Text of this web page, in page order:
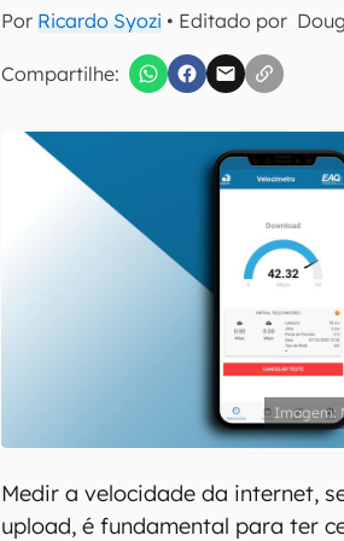
Por Ricardo Syozi • Editado por
Compartilhe:
Confirmo que li, aceito e concordo
Medir a velocidade da internet,
upload, é fundamental para ter